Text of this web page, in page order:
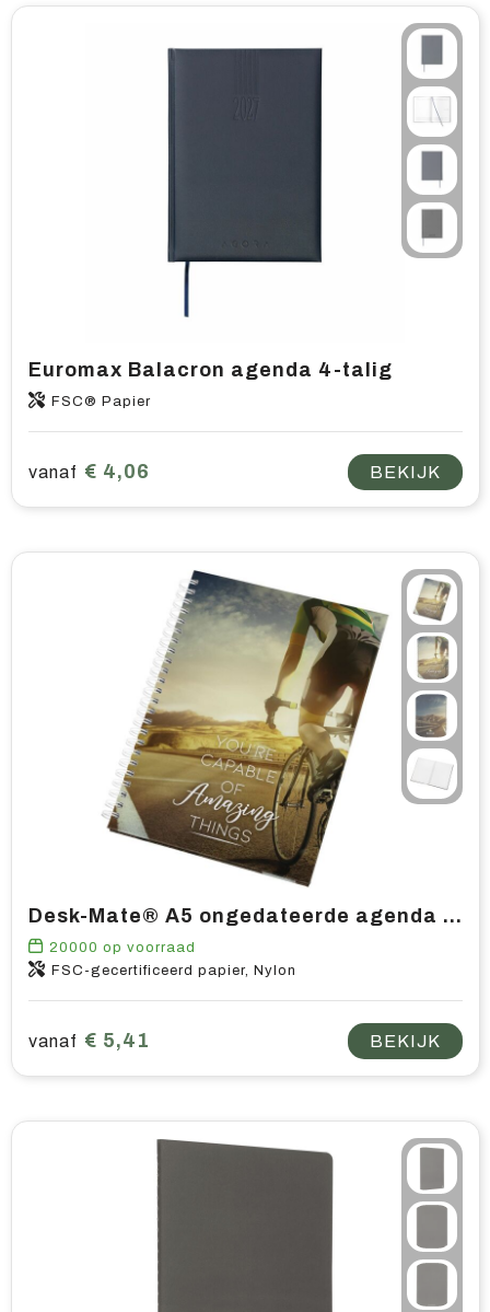
Euromax Balacron agenda 4-talig
FSC® Papier
vanaf € 4,06 BEKIJK
Desk-Mate® A5 ongedateerde agenda met harde kaft
20000 op voorraad
FSC-gecertificeerd papier, Nylon
vanaf € 5,41 BEKIJK